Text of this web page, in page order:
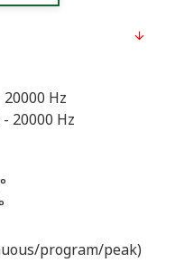
Hz
20000 Hz
program/peak)